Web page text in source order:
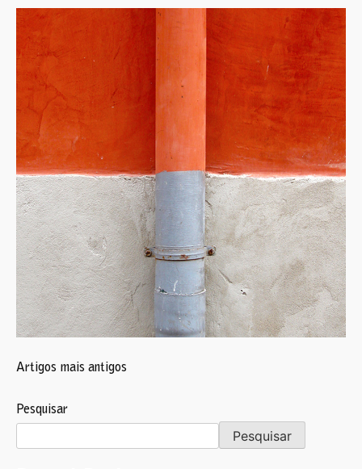
Navegação
artigos
Artigos mais antigos
Pesquisar
Pesquisar